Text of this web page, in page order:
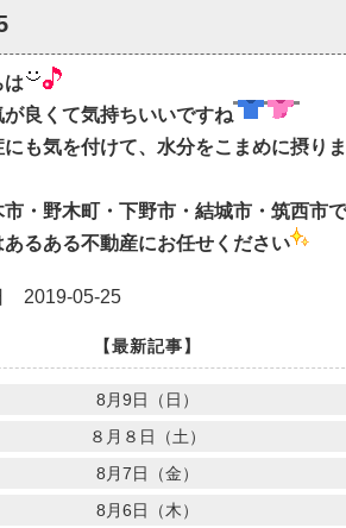
は
良くて気持ちいいですね
も気を付けて、水分をこまめに摂りま
・野木町・下野市・結城市・筑西市
るある不動産にお任せください
2019-05-25
【最新記事】
8月9日（日）
８月８日（土）
8月7日（金）
8月6日（木）